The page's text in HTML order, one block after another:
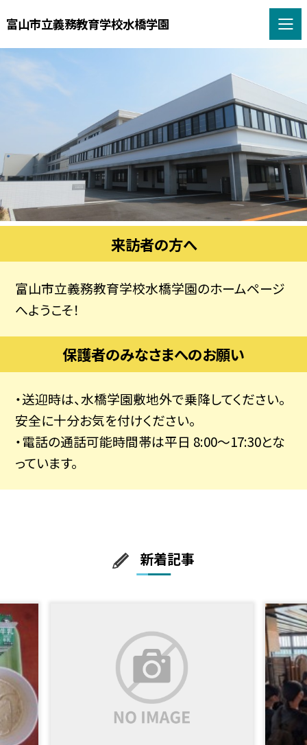
富山市立義務教育学校水橋学園
来訪者の方へ
富山市立義務教育学校水橋学園のホームページ
へようこそ！
保護者のみなさまへのお願い
・送迎時は、水橋学園敷地外で乗降してください。
安全に十分お気を付けください。
・電話の通話可能時間帯は平日 8:00～17:30とな
っています。
新着記事